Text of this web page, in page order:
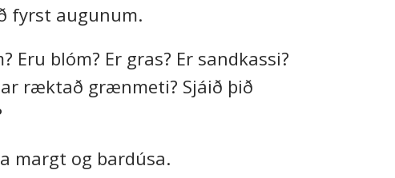
fyrst augunum.
Eru blóm? Er gras? Er sandkassi?
ræktað grænmeti? Sjáið þið
margt og bardúsa.